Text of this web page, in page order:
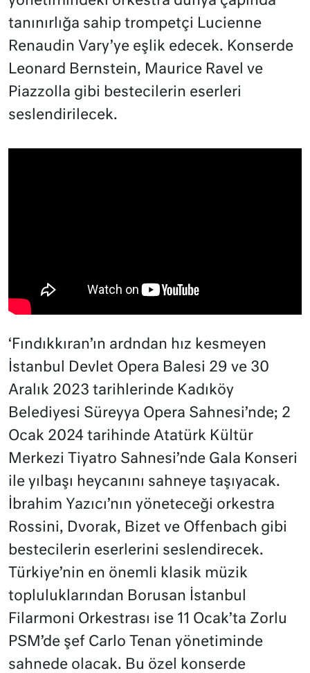
tanınırlığa sahip trompetçi Lucienne
Renaudin Vary’ye eşlik edecek. Konserde
Leonard Bernstein, Maurice Ravel ve
Piazzolla gibi bestecilerin eserleri
seslendirilecek.
‘Fındıkkıran’ın ardndan hız kesmeyen
İstanbul Devlet Opera Balesi 29 ve 30
Aralık 2023 tarihlerinde Kadıköy
Belediyesi Süreyya Opera Sahnesi’nde; 2
Ocak 2024 tarihinde Atatürk Kültür
Merkezi Tiyatro Sahnesi’nde Gala Konseri
ile yılbaşı heycanını sahneye taşıyacak.
İbrahim Yazıcı’nın yöneteceği orkestra
Rossini, Dvorak, Bizet ve Offenbach gibi
bestecilerin eserlerini seslendirecek.
Türkiye’nin en önemli klasik müzik
topluluklarından Borusan İstanbul
Filarmoni Orkestrası ise 11 Ocak’ta Zorlu
PSM’de şef Carlo Tenan yönetiminde
sahnede olacak. Bu özel konserde